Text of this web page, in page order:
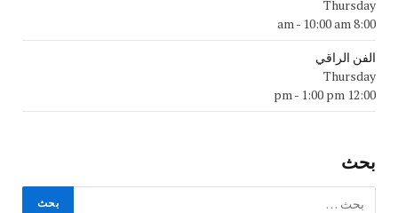
Thursday
8:00 am
- 10:00 am
الفن الراقي
Thursday
12:00 pm
- 1:00 pm
بحث